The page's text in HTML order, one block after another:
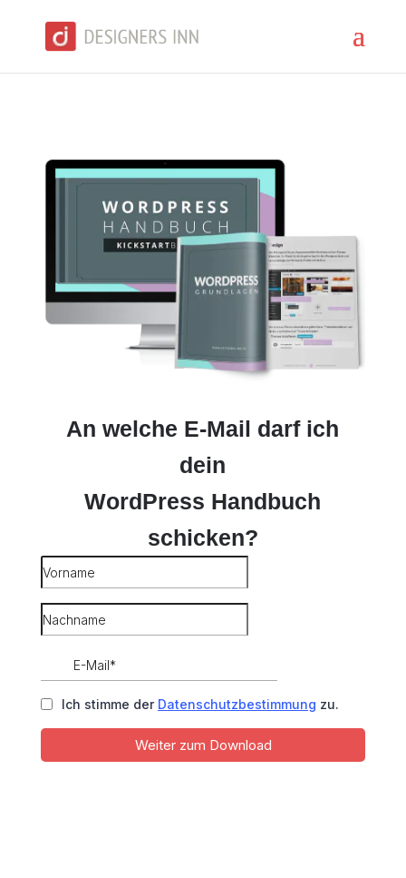
An welche E-Mail darf ich
dein
WordPress Handbuch
schicken?